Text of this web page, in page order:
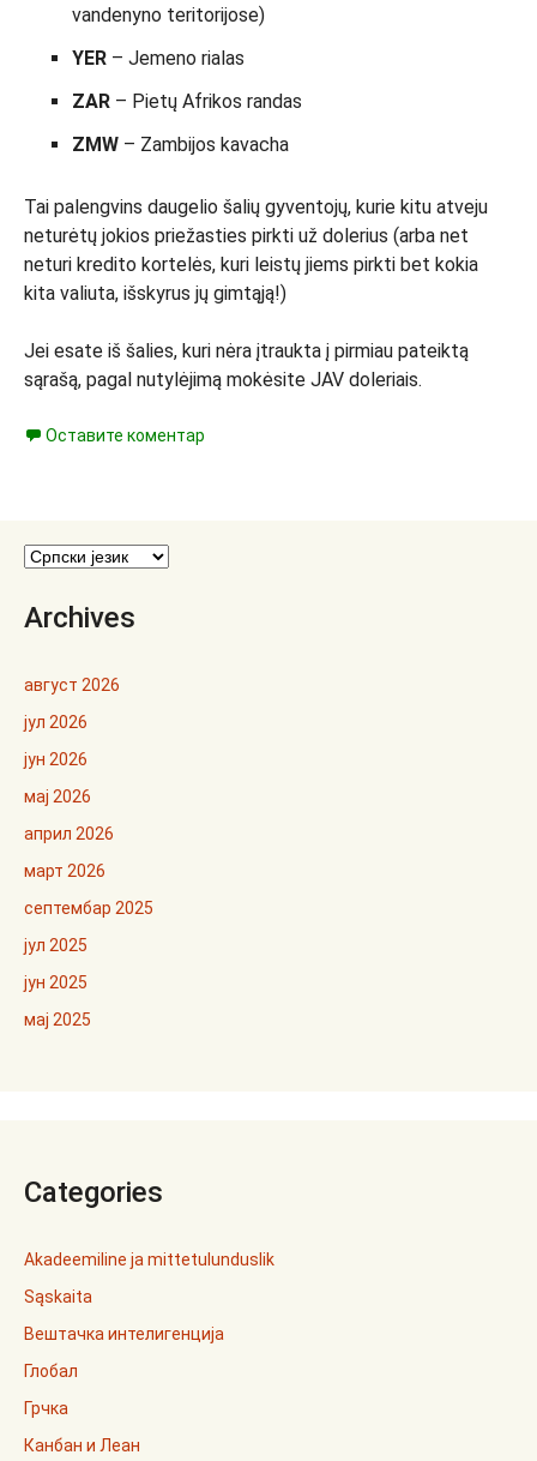
vandenyno teritorijose)
YER – Jemeno rialas
ZAR – Pietų Afrikos randas
ZMW – Zambijos kavacha
Tai palengvins daugelio šalių gyventojų, kurie kitu atveju
neturėtų jokios priežasties pirkti už dolerius (arba net
neturi kredito kortelės, kuri leistų jiems pirkti bet kokia
kita valiuta, išskyrus jų gimtąją!)
Jei esate iš šalies, kuri nėra įtraukta į pirmiau pateiktą
sąrašą, pagal nutylėjimą mokėsite JAV doleriais.
Оставите коментар
Archives
август 2026
јул 2026
јун 2026
мај 2026
април 2026
март 2026
септембар 2025
јул 2025
јун 2025
мај 2025
Categories
Akadeemiline ja mittetulunduslik
Sąskaita
Вештачка интелигенција
Глобал
Грчка
Канбан и Леан